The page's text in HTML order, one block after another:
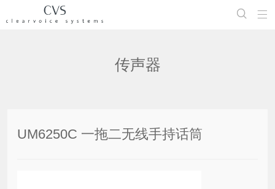


传声器
UM6250C 一拖二无线手持话筒